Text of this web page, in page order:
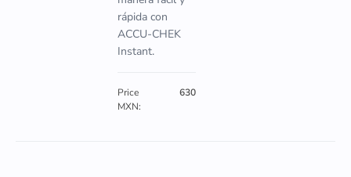
rápida con
ACCU-CHEK
Instant.
Price
MXN:
630